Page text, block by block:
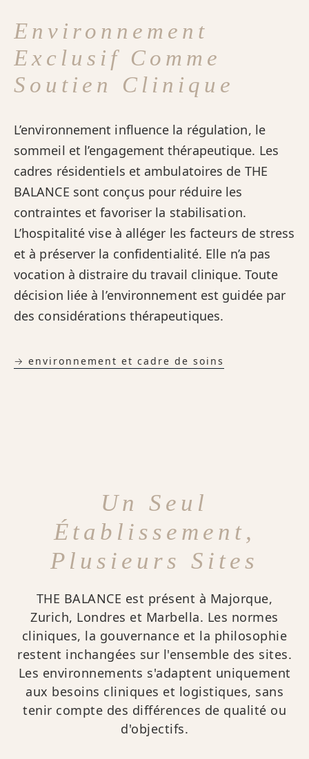
Environnement
Exclusif Comme
Soutien Clinique
L’environnement influence la régulation, le
sommeil et l’engagement thérapeutique. Les
cadres résidentiels et ambulatoires de THE
BALANCE sont conçus pour réduire les
contraintes et favoriser la stabilisation.
L’hospitalité vise à alléger les facteurs de stress
et à préserver la confidentialité. Elle n’a pas
vocation à distraire du travail clinique. Toute
décision liée à l’environnement est guidée par
des considérations thérapeutiques.
→ environnement et cadre de soins
Un Seul
Établissement,
Plusieurs Sites
THE BALANCE est présent à Majorque,
Zurich, Londres et Marbella. Les normes
cliniques, la gouvernance et la philosophie
restent inchangées sur l'ensemble des sites.
Les environnements s'adaptent uniquement
aux besoins cliniques et logistiques, sans
tenir compte des différences de qualité ou
d'objectifs.